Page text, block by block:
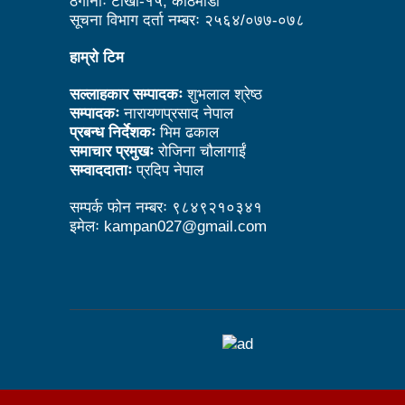
काउन्सिल नै नबोले कसले बोल्ने:
के छ रास्वपाका महामन्त्री डा
ट्राफिक प्रहरीबाट कुटिए
आगामी आर्थिक वर्षभित्रै भरतपुर
चीन भ्रमणका क्रममा भएका
लुम्बिनी प्रदेशले घरबाटै
कसरी पाइनेछ बेलकोटगढीबासीले
सूचना विभाग दर्ता नम्बरः २५६४/०७७-०७८
हाम्रो टिम
सल्लाहकार सम्पादकःशुभलाल श्रेष्ठ
सम्पादकःनारायणप्रसाद नेपाल
प्रबन्ध निर्देशकःभिम ढकाल
समाचार प्रमुखःरोजिना चौलागाईं
सम्वाददाताःप्रदिप नेपाल
सम्पर्क फोन नम्बरः ९८४९२१०३४१
इमेलः kampan027@gmail.com